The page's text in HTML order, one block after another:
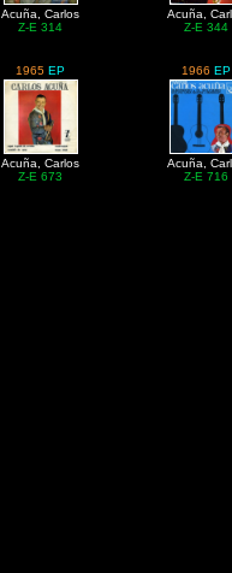
Acuña, Carlos
Z-E 314
Acuña,
Z-E 344
1965 EP
Acuña, Carlos
Z-E 673
1966 EP
Acuña,
Z-E 716